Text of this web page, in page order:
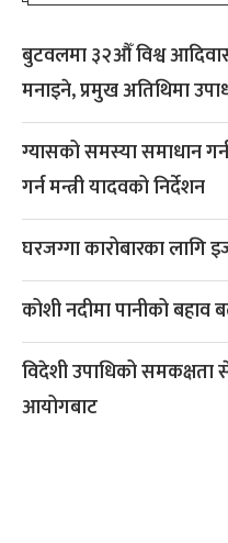
बुटवलमा ३२औँ विश्व
मनाइने, प्रमुख अतिथिमा
ग्यासको समस्या समाधान
गर्न मन्त्री यादवको निर्देशन
घरजग्गा कारोबारका लागि
कोशी नदीमा पानीको बहाव
विदेशी उपाधिको समकक्षता
आयोगबाट